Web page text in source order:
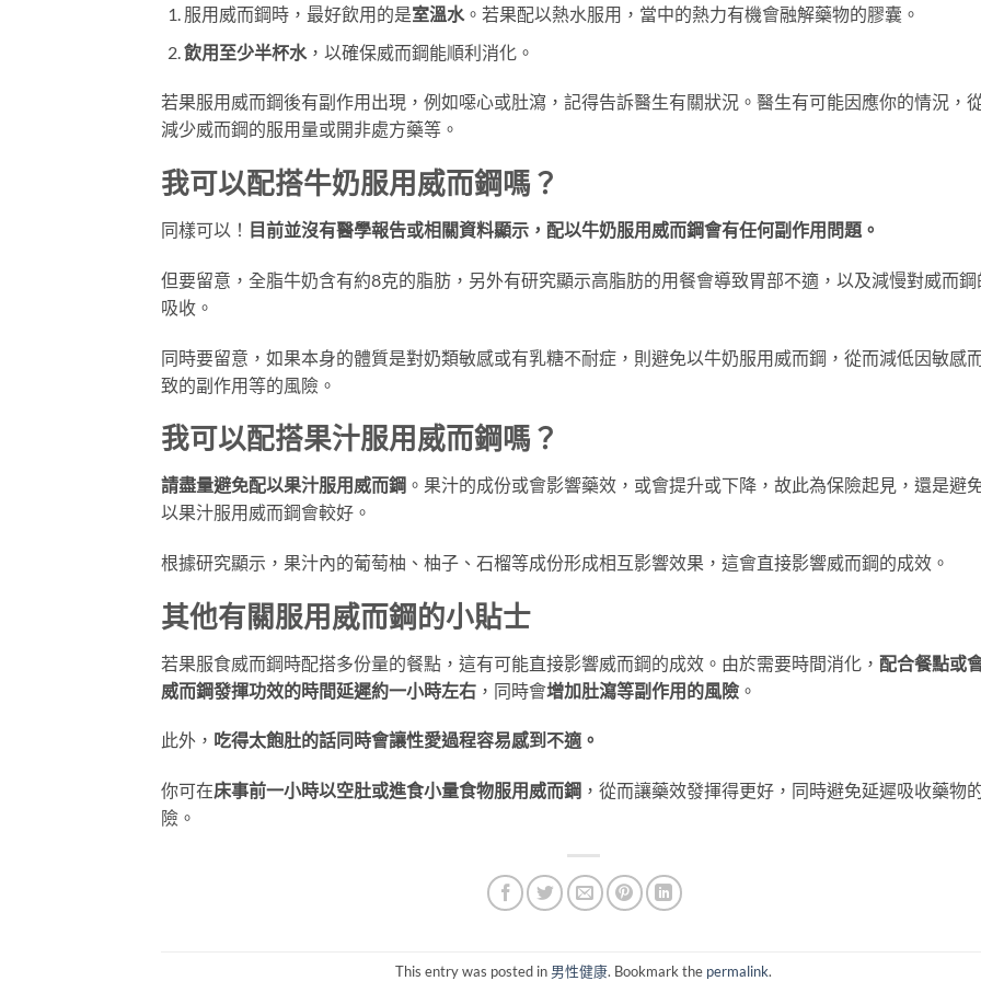
服用威而鋼時，最好飲用的是室溫水。若果配以熱水服用，當中的熱力有機會融解藥物的膠囊。
飲用至少半杯水 ，以確保威而鋼能順利消化。
若果服用威而鋼後有副作用出現，例如噁心或肚瀉，記得告訴醫生有關狀況。醫生有可能因應你的情況，
減少威而鋼的服用量或開非處方藥等。
我可以配搭牛奶服用威而鋼嗎？
同樣可以！ 目前並沒有醫學報告或相關資料顯示，配以牛奶服用威而鋼會有任何副作用問題。
但要留意，全脂牛奶含有約8克的脂肪，另外有研究顯示高脂肪的用餐會導致胃部不適，以及減慢對威而鋼
吸收。
同時要留意，如果本身的體質是對奶類敏感或有乳糖不耐症，則避免以牛奶服用威而鋼，從而減低因敏感
致的副作用等的風險。
我可以配搭果汁服用威而鋼嗎？
請盡量避免配以果汁服用威而鋼 。果汁的成份或會影響藥效，或會提升或下降，故此為保險起見，還是避
以果汁服用威而鋼會較好。
根據研究顯示，果汁內的葡萄柚、柚子、石榴等成份形成相互影響效果，這會直接影響威而鋼的成效。
其他有關服用威而鋼的小貼士
若果服食威而鋼時配搭多份量的餐點，這有可能直接影響威而鋼的成效。由於需要時間消化， 配合餐點或
威而鋼發揮功效的時間延遲約一小時左右 ，同時會增加肚瀉等副作用的風險 。
此外， 吃得太飽肚的話同時會讓性愛過程容易感到不適。
你可在床事前一小時以空肚或進食小量食物服用威而鋼 ，從而讓藥效發揮得更好，同時避免延遲吸收藥物
險。
This entry was posted in 男性健康. Bookmark the permalink.